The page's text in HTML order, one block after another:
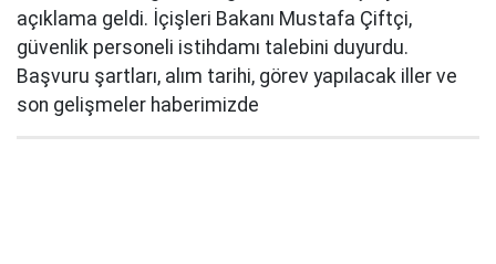
açıklama geldi. İçişleri Bakanı Mustafa Çiftçi,
güvenlik personeli istihdamı talebini duyurdu.
Başvuru şartları, alım tarihi, görev yapılacak iller ve
son gelişmeler haberimizde